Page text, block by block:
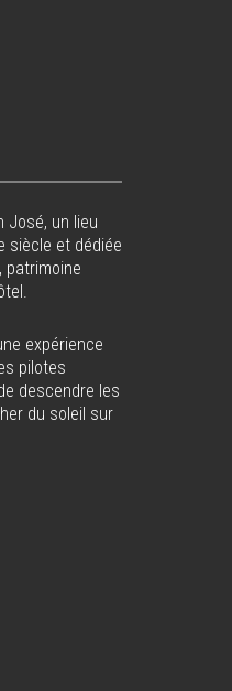
José, un lieu
siècle et dédiée
patrimoine
expérience
pilotes
descendre les
du soleil sur